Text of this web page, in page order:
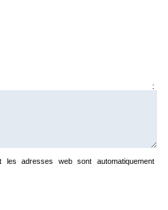
:
adresses web sont automatiquement